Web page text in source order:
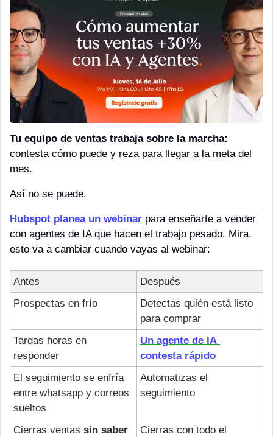
Tu equipo de ventas trabaja sobre la marcha:
contesta cómo puede y reza para llegar a la meta del
mes.
Así no se puede.
Hubspot planea un webinar para enseñarte a vender
con agentes de IA que hacen el trabajo pesado. Mira,
esto va a cambiar cuando vayas al webinar:
Antes
Después
Prospectas en frío
Detectas quién está listo
para comprar
Tardas horas en
responder
Un agente de IA
contesta rápido
El seguimiento se enfría
entre whatsapp y correos
sueltos
Automatizas el
seguimiento
Cierras ventas sin saber
Cierras con todo el